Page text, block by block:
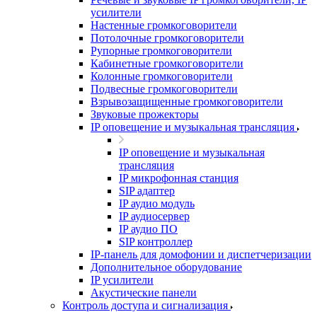
усилители
Настенные громкоговорители
Потолочные громкоговорители
Рупорные громкоговорители
Кабинетные громкоговорители
Колонные громкоговорители
Подвесные громкоговорители
Взрывозащищенные громкоговорители
Звуковые прожекторы
IP оповещение и музыкальная трансляция
IP оповещение и музыкальная
трансляция
IP микрофонная станция
SIP адаптер
IP аудио модуль
IP аудиосервер
IP аудио ПО
SIP контроллер
IP-панель для домофонии и диспетчеризации
Дополнительное оборудование
IP усилители
Акустические панели
Контроль доступа и сигнализация